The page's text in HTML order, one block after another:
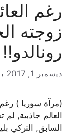
رغم
زوجته
رونالدو!!
ديسمبر 1, 2017
(مرآة سوريا )
العالم جاذبية,
السابق, التركي